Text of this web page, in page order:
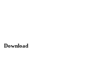
Download